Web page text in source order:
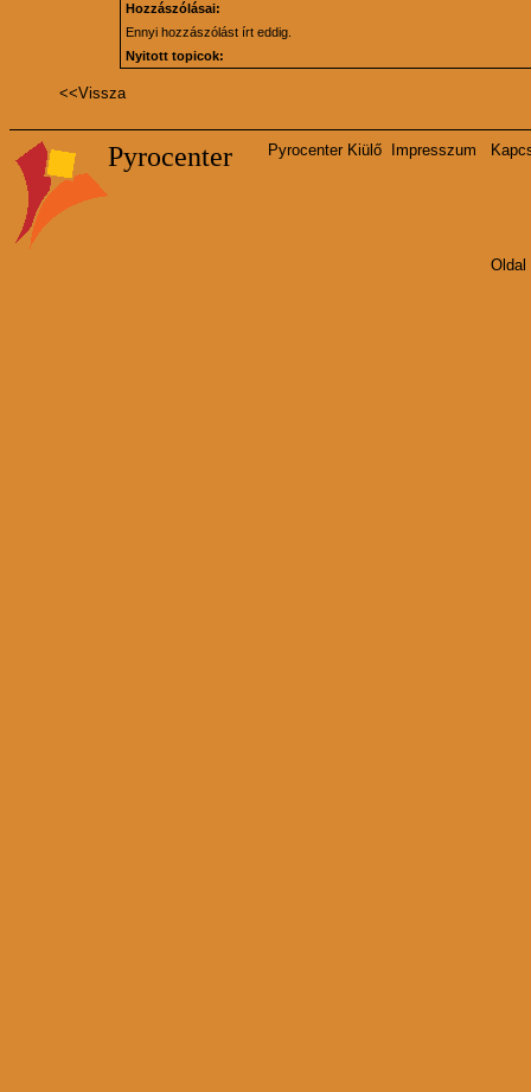
Hozzászólásai:
Ennyi hozzászólást írt eddig.
Nyitott topicok:
<<Vissza
Pyrocenter Pyrocenter Kiülő Impresszum
Oldal